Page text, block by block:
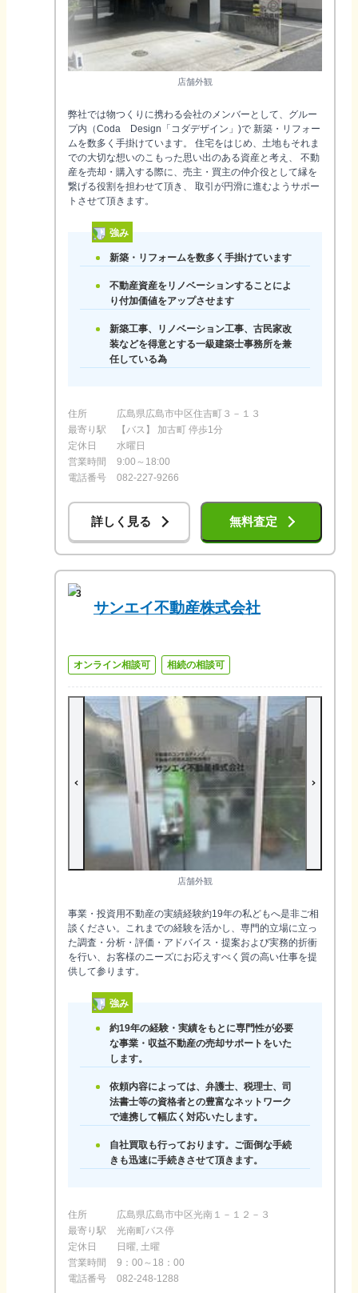
店舗外観
弊社では物つくりに携わる会社のメンバーとして、グルー
プ内（Coda Design「コダデザイン」)で 新築・リフォー
ムを数多く手掛けています。 住宅をはじめ、土地もそれま
での大切な想いのこもった思い出のある資産と考え、 不動
産を売却・購入する際に、売主・買主の仲介役として縁を
繋げる役割を担わせて頂き、 取引が円滑に進むようサポー
トさせて頂きます。
強み
新築・リフォームを数多く手掛けています
不動産資産をリノベーションすることによ
り付加価値をアップさせます
新築工事、リノベーション工事、古民家改
装などを得意とする一級建築士事務所を兼
任している為
住所
広島県広島市中区住吉町３－１３
最寄り駅
【バス】 加古町 停歩1分
定休日
水曜日
営業時間
9:00～18:00
電話番号
082-227-9266
詳しく見る 無料査定
3
サンエイ不動産株式会社
オンライン相談可 相続の相談可
店舗外観
事業・投資用不動産の実績経験約19年の私どもへ是非ご相
談ください。これまでの経験を活かし、専門的立場に立っ
た調査・分析・評価・アドバイス・提案および実務的折衝
を行い、お客様のニーズにお応えすべく質の高い仕事を提
供して参ります。
強み
約19年の経験・実績をもとに専門性が必要
な事業・収益不動産の売却サポートをいた
します。
依頼内容によっては、弁護士、税理士、司
法書士等の資格者との豊富なネットワーク
で連携して幅広く対応いたします。
自社買取も行っております。ご面倒な手続
きも迅速に手続きさせて頂きます。
住所
広島県広島市中区光南１－１２－３
最寄り駅
光南町バス停
定休日
日曜, 土曜
営業時間
9：00～18：00
電話番号
082-248-1288